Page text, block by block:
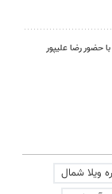
حضور رضا علیپور
ویلا شمال